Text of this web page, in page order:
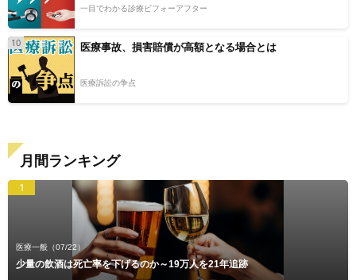
一目でわかる診療ビフォーアフター
10 医療事故、損害賠償が高額となる場合とは
医療訴訟の争点
月間ランキング
1
医療一般 （07/22）
少量の飲酒は死亡率を下げるのか～19万人を21年追跡